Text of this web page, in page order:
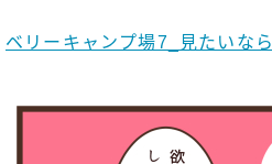
ベリーキャンプ場7_見たいなら